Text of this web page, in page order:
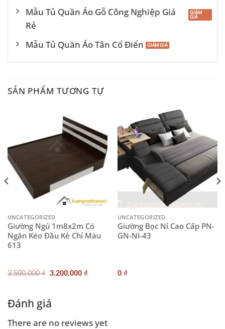
Mẫu Tủ Quần Áo Gỗ Công Nghiệp Giá
Rẻ
Mẫu Tủ Quần Áo Tân Cổ Điển
SẢN PHẨM TƯƠNG TỰ
UNCATEGORIZED
Giường Ngủ 1m8x2m Có
Ngăn Kéo Đầu Kẻ Chỉ Màu
613
3.500.000₫ Giá
3.200.000 ₫
UNCATEGORIZED
Giường Bọc Nỉ Cao Cấp PN-
GN-NI-43
0 ₫
₫.
Đánh giá
There are no reviews yet